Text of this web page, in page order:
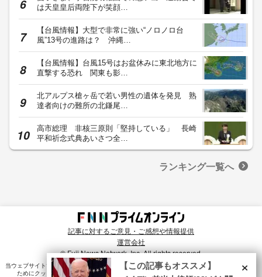
は天皇皇后両陛下が笑顔…
【台風情報】大型で非常に強い“ノロノロ台
風”13号の進路は？ 沖縄…
【台風情報】台風15号はお盆休みに東北地方に
直撃する恐れ 関東も影…
北アルプス槍ヶ岳で若い男性の遺体を発見 熟
達者向けの難所の北鎌尾…
高市総理 非核三原則「堅持している」 長崎
平和祈念式典あいさつ全…
ランキング一覧へ
記事に対するご意見・ご感想や情報提供
運営会社
© Fuji News Network, Inc. All rights reserved.
当ウェブサイトでは、ユーザのニーズ・興味・関⼼に合致したコンテンツや広告配信を提供する
ためにクッキーを使⽤しています。詳細は、
プライバシーポリシー をご確認ください。×
【この記事もオススメ】